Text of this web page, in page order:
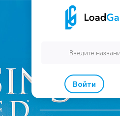
Войти